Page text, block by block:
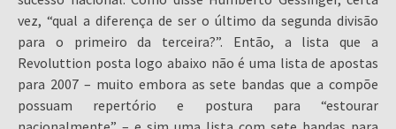
vez, “qual a diferença de ser o último da segunda divisão
para o primeiro da terceira?”. Então, a lista que a
Revoluttion posta logo abaixo não é uma lista de apostas
para 2007 – muito embora as sete bandas que a compõe
possuam repertório e postura para “estourar